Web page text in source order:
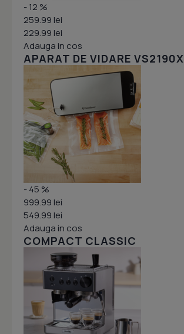
- 12 %
259.99 lei
229.99 lei
Adauga in cos
APARAT DE VIDARE VS2190X
- 45 %
999.99 lei
549.99 lei
Adauga in cos
COMPACT CLASSIC